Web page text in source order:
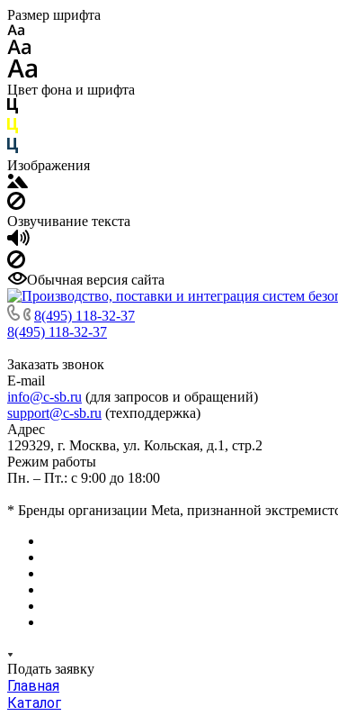
Размер шрифта
Цвет фона и шрифта
Изображения
Озвучивание текста
Обычная версия сайта
8(495) 118-32-37
8(495) 118-32-37
Заказать звонок
E-mail
info@c-sb.ru (для запросов и обращений)
support@c-sb.ru (техподдержка)
Адрес
129329, г. Москва, ул. Кольская, д.1, стр.2
Режим работы
Пн. – Пт.: с 9:00 до 18:00
* Бренды организации Meta, признанной
Подать заявку
Главная
Каталог